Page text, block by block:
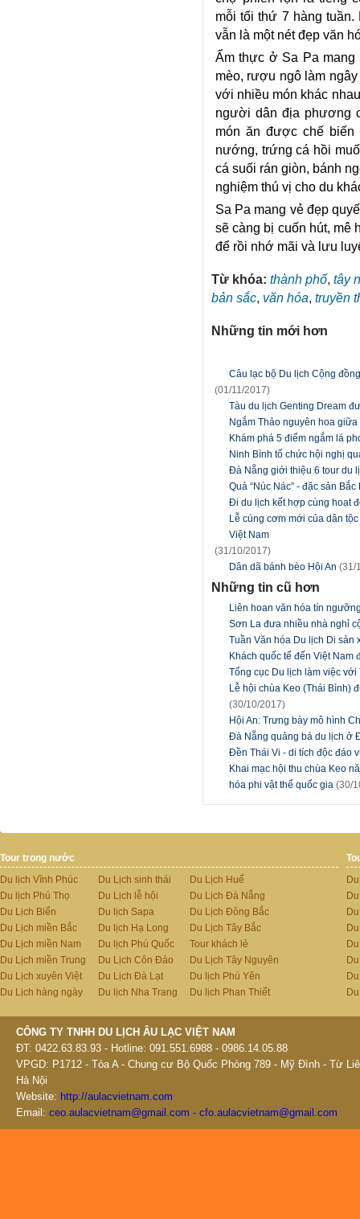
mỗi tối thứ 7 hàng
vẫn là một nét đẹp văn
Ẩm thực ở Sa Pa mang
mèo, rượu ngô làm
với nhiều món khác
người dân địa phương
món ăn được chế
nướng, trứng cá hồi
cá suối rán giòn, bánh
nghiệm thú vị cho du
Sa Pa mang vẻ đẹp
sẽ càng bị cuốn hút, mê
để rồi nhớ mãi và lưu
Từ khóa: thành phố, tây
bản sắc, văn hóa, truyền
Những tin mới hơn
Câu lạc bộ Du lịch Cộng
(01/11/2017)
Tàu du lịch Genting Dream
Ngắm Thảo nguyên hoa
Khám phá 5 điểm ngắm lá
Ninh Bình tổ chức hội nghị
Đà Nẵng giới thiệu 6 tour du
Quả “Núc Nác” - đặc sản Bắc
Đi du lịch kết hợp cùng hoạt
Lễ cúng cơm mới của dân
Việt Nam
(31/10/2017)
Dân dã bánh bèo Hội An (31/
Những tin cũ hơn
Liên hoan văn hóa tín
Sơn La đưa nhiều nhà nghỉ
Tuần Văn hóa Du lịch Di
Khách quốc tế đến Việt
Tổng cục Du lịch làm việc
Lễ hội chùa Keo (Thái Bình)
(30/10/2017)
Hội An: Trưng bày mô hình
Đà Nẵng quảng bá du lịch ở
Đền Thái Vi - di tích độc đáo
Khai mạc hội thu chùa Keo
hóa phi vật thể quốc gia (30/
Tour trong nước
Du lịch Vĩnh Phúc
Du lịch Phú Thọ
Du Lịch Biển
Du Lịch miền Bắc
Du Lịch miền Nam
Du Lịch miền Trung
Du Lịch xuyên Việt
Du Lịch hàng ngày
Du Lịch sinh thái
Du Lịch lễ hội
Du lịch Sapa
Du lịch Hạ Long
Du lịch Phú Quốc
Du Lịch Côn Đảo
Du Lịch Đà Lạt
Du lịch Nha Trang
Du Lịch Huế
Du Lịch Đà Nẵng
Du Lịch Đông Bắc
Du Lịch Tây Bắc
Tour khách lẻ
Du Lịch Tây Nguyên
Du lịch Phú Yên
Du lịch Phan Thiết
CÔNG TY TNHH DU LỊCH ÂU LẠC VIỆT NAM
ĐT: 0422.63.83.93 - Hotline: 091.551.6988 - 0986.14.05.88
VPGD: P1712 - Tòa A - Chung cư Bộ Quốc Phòng 789 - Mỹ Đình - Từ
Hà Nội
Website: http://aulacvietnam.com
Email: ceo.aulacvietnam@gmail.com - cfo.aulacvietnam@gmail.com